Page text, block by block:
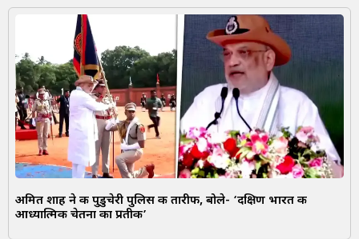
अमित शाह ने की पुडुचेरी पुलिस की तारीफ, बोले- ‘दक्षिण भारत की
आध्यात्मिक चेतना का प्रतीक’